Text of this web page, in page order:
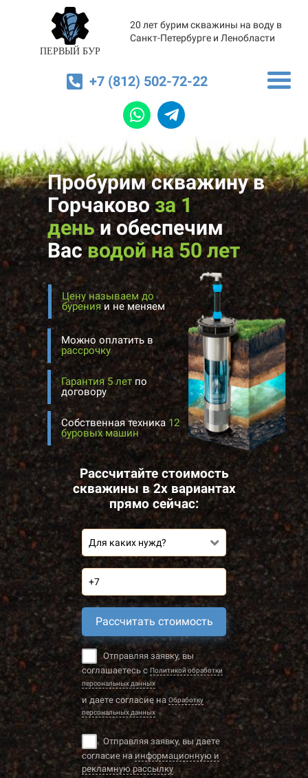
ПЕРВЫЙ БУР
20 лет бурим скважины на воду в
Санкт-Петербурге и Ленобласти
+7 (812) 502-72-22
Пробурим скважину в
Горчаковоза 1
деньиобеспечим
Васводой на 50 лет
Цену называем до
буренияи не меняем
Собственная техника 12
буровых машин
Можно оплатить в
рассрочку
Рассчитайте стоимость
скважины в 2х вариантах
прямо сейчас:
Для каких нужд?
Рассчитать стоимость
Отправляя заявку, вы
соглашаетесь с Политикой обработки
персональных данных
и даете согласие на Обработку
персональных данных
Отправляя заявку, вы даете
согласие наинформационную и
рекламную рассылку
Гарантия 5 лет по
договору